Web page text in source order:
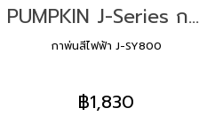
PUMPKIN J-Series กาพ่นสีไฟฟ้า J-SY800 (50169)
กาพ่นสีไฟฟ้า J-SY800
฿1,830